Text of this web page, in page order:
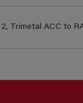
Trimetal ACC to